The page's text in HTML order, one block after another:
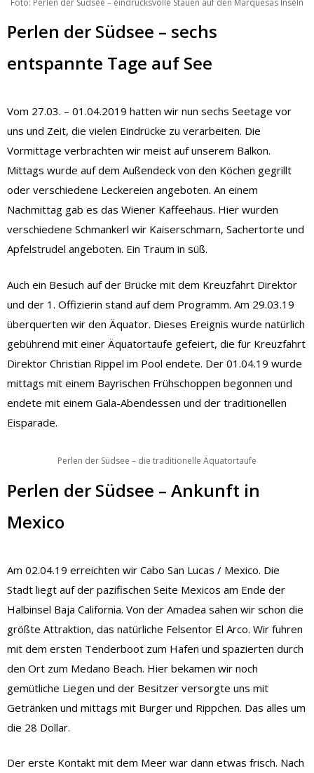
Perlen der Südsee – sechs
entspannte Tage auf See
Vom 27.03. – 01.04.2019 hatten wir nun sechs Seetage vor
uns und Zeit, die vielen Eindrücke zu verarbeiten. Die
Vormittage verbrachten wir meist auf unserem Balkon.
Mittags wurde auf dem Außendeck von den Köchen gegrillt
oder verschiedene Leckereien angeboten. An einem
Nachmittag gab es das Wiener Kaffeehaus. Hier wurden
verschiedene Schmankerl wir Kaiserschmarn, Sachertorte und
Apfelstrudel angeboten. Ein Traum in süß.
Auch ein Besuch auf der Brücke mit dem Kreuzfahrt Direktor
und der 1. Offizierin stand auf dem Programm. Am 29.03.19
überquerten wir den Äquator. Dieses Ereignis wurde natürlich
gebührend mit einer Äquatortaufe gefeiert, die für Kreuzfahrt
Direktor Christian Rippel im Pool endete. Der 01.04.19 wurde
mittags mit einem Bayrischen Frühschoppen begonnen und
endete mit einem Gala-Abendessen und der traditionellen
Eisparade.
Perlen der Südsee – die traditionelle Äquatortaufe
Perlen der Südsee – Ankunft in
Mexico
Am 02.04.19 erreichten wir Cabo San Lucas / Mexico. Die
Stadt liegt auf der pazifischen Seite Mexicos am Ende der
Halbinsel Baja California. Von der Amadea sahen wir schon die
größte Attraktion, das natürliche Felsentor El Arco. Wir fuhren
mit dem ersten Tenderboot zum Hafen und spazierten durch
den Ort zum Medano Beach. Hier bekamen wir noch
gemütliche Liegen und der Besitzer versorgte uns mit
Getränken und mittags mit Burger und Rippchen. Das alles um
die 28 Dollar.
Der erste Kontakt mit dem Meer war dann etwas frisch. Nach